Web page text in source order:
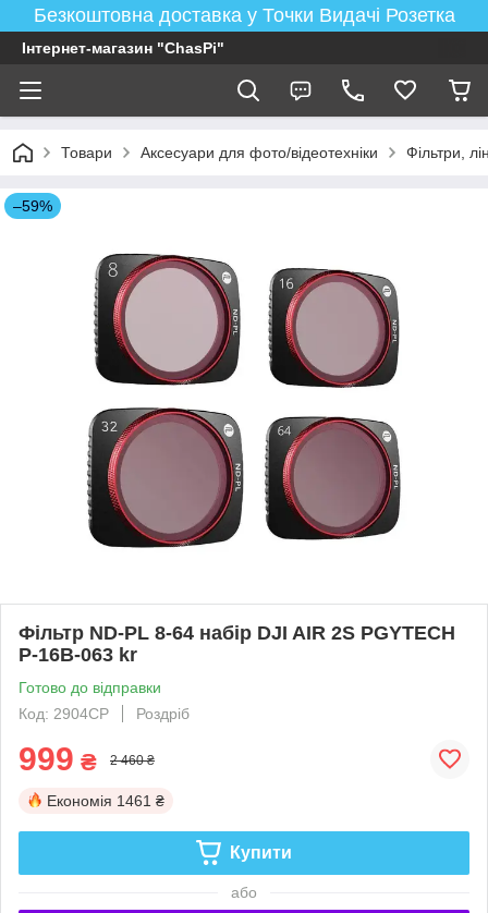
Безкоштовна доставка у Точки Видачі Розетка
Інтернет-магазин "ChasPi"
Товари Аксесуари для фото/відеотехніки Фільтри,
–59%
Фільтр ND-PL 8-64 набір DJI AIR 2S PGYTECH
P-16B-063 kr
Готово до відправки
Код: 2904CP
Роздріб
999 ₴ 2 460 ₴
Економія 1461 ₴
Купити
або